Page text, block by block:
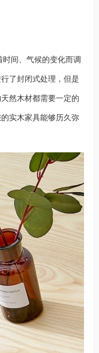
间、气候的变化而调
了封闭式处理，但是
然木材都需要一定的
实木家具能够历久弥